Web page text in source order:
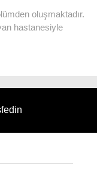
oluşmaktadır.
hastanesiyle